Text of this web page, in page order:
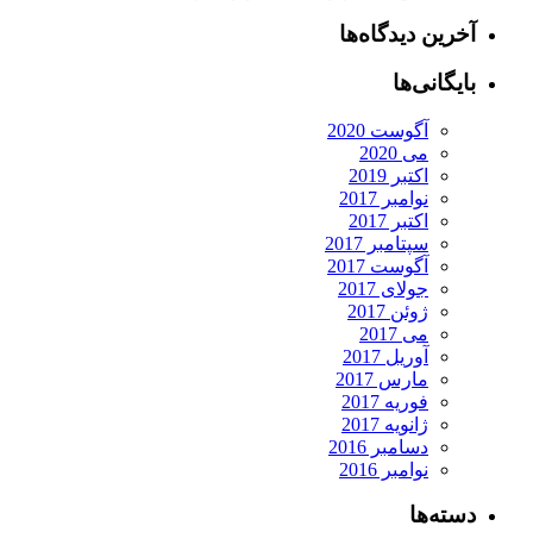
آخرین دیدگاه‌ها
بایگانی‌ها
آگوست 2020
می 2020
اکتبر 2019
نوامبر 2017
اکتبر 2017
سپتامبر 2017
آگوست 2017
جولای 2017
ژوئن 2017
می 2017
آوریل 2017
مارس 2017
فوریه 2017
ژانویه 2017
دسامبر 2016
نوامبر 2016
دسته‌ها